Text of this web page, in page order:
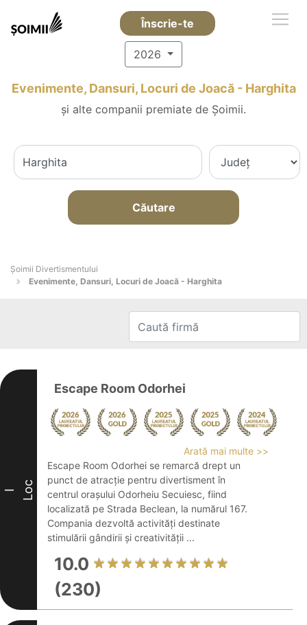
Înscrie-te
2026
Evenimente, Dansuri, Locuri de Joacă - Harghita
și alte companii premiate de Șoimii.
Căutare
Şoimii Divertismentului
Evenimente, Dansuri, Locuri de Joacă - Harghita
I Loc
Escape Room Odorhei
Arată mai multe >>
Escape Room Odorhei se remarcă drept un
punct de atracție pentru divertisment în
centrul orașului Odorheiu Secuiesc, fiind
localizată pe Strada Beclean, la numărul 167.
Compania dezvoltă activități destinate
stimulării gândirii și creativității ...
10.0
(230)